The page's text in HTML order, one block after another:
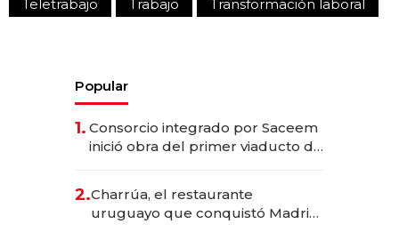
Teletrabajo
Trabajo Transformación laboral
Popular
1. Consorcio integrado por Saceem
inició obra del primer viaducto de
millones
2.Charrúa, el restaurante
uruguayo que conquistó Madrid: